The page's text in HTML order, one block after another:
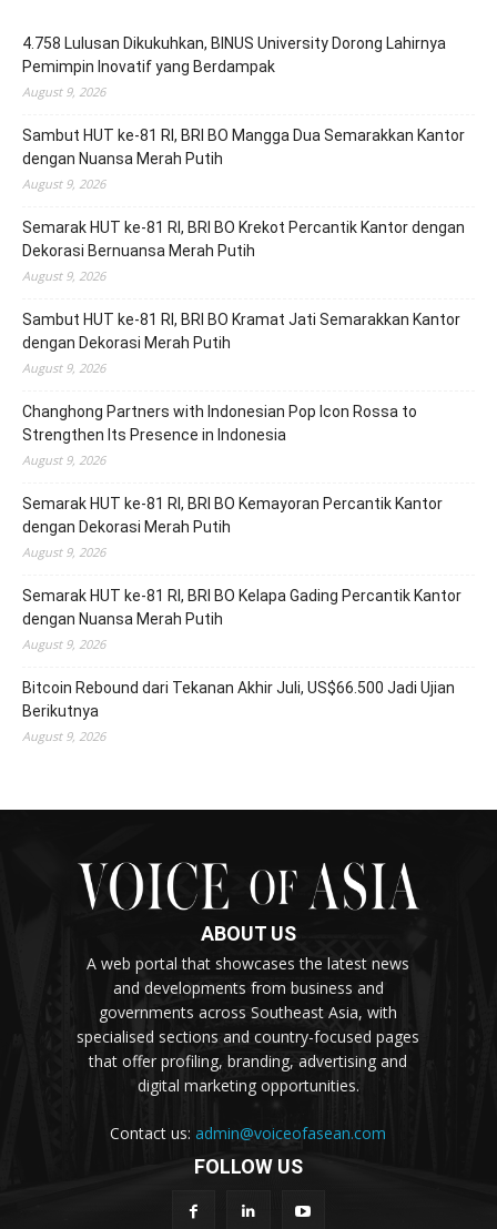
4.758 Lulusan Dikukuhkan, BINUS University Dorong Lahirnya
Pemimpin Inovatif yang Berdampak
August 9, 2026
Sambut HUT ke-81 RI, BRI BO Mangga Dua Semarakkan Kantor
dengan Nuansa Merah Putih
August 9, 2026
Semarak HUT ke-81 RI, BRI BO Krekot Percantik Kantor dengan
Dekorasi Bernuansa Merah Putih
August 9, 2026
Sambut HUT ke-81 RI, BRI BO Kramat Jati Semarakkan Kantor
dengan Dekorasi Merah Putih
August 9, 2026
Changhong Partners with Indonesian Pop Icon Rossa to
Strengthen Its Presence in Indonesia
August 9, 2026
Semarak HUT ke-81 RI, BRI BO Kemayoran Percantik Kantor
dengan Dekorasi Merah Putih
August 9, 2026
Semarak HUT ke-81 RI, BRI BO Kelapa Gading Percantik Kantor
dengan Nuansa Merah Putih
August 9, 2026
Bitcoin Rebound dari Tekanan Akhir Juli, US$66.500 Jadi Ujian
Berikutnya
August 9, 2026
ABOUT US
A web portal that showcases the latest news
and developments from business and
governments across Southeast Asia, with
specialised sections and country-focused pages
that offer profiling, branding, advertising and
digital marketing opportunities.
Contact us:admin@voiceofasean.com
FOLLOW US